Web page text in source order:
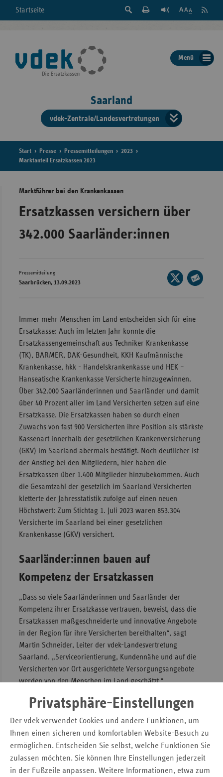
Privatsphäre-Einstellungen
Der vdek verwendet Cookies und andere Funktionen, um
Ihnen einen sicheren und komfortablen Website-Besuch zu
ermöglichen. Entscheiden Sie selbst, welche Funktionen Sie
zulassen möchten. Sie können Ihre Einstellungen jederzeit
in der Fußzeile anpassen. Weitere Informationen, etwa zum
Startseite
Suche
der
Seite
Feed
Menü
Saarland
vdek-Zentrale/Landesvertretungen
der
Start Presse Pressemitteilungen
2023
Marktanteil Ersatzkassen 2023
Marktführer bei den Krankenkassen
Ersatzkassen versichern über
342.000 Saarländer:innen
Pressemitteilung
Saarbrücken, 13.09.2023
Seite
auf
Immer mehr Menschen im Land entscheiden sich für eine
Ersatzkasse: Auch im letzten Jahr konnte die
Ersatzkassengemeinschaft aus Techniker Krankenkasse
(TK), BARMER, DAK-Gesundheit, KKH Kaufmännische
Krankenkasse, hkk - Handelskrankenkasse und HEK –
Hanseatische Krankenkasse Versicherte hinzugewinnen.
Über 342.000 Saarländerinnen und Saarländer und damit
über 40 Prozent aller im Land Versicherten setzen auf eine
Ersatzkasse. Die Ersatzkassen haben so durch einen
Zuwachs von fast 900 Versicherten ihre Position als stärkste
Kassenart innerhalb der gesetzlichen Krankenversicherung
(GKV) im Saarland abermals bestätigt. Noch deutlicher ist
der Anstieg bei den Mitgliedern, hier haben die
Ersatzkassen über 1.400 Mitglieder hinzubekommen. Auch
die Gesamtzahl der gesetzlich im Saarland Versicherten
kletterte der Jahresstatistik zufolge auf einen neuen
Höchstwert: Zum Stichtag 1. Juli 2023 waren 853.304
Versicherte im Saarland bei einer gesetzlichen
Krankenkasse (GKV) versichert.
Saarländer:innen bauen auf
Kompetenz der Ersatzkassen
„Dass so viele Saarländerinnen und Saarländer der
Kompetenz ihrer Ersatzkasse vertrauen, beweist, dass die
Ersatzkassen maßgeschneiderte und innovative Angebote
in der Region für ihre Versicherten bereithalten“, sagt
Martin Schneider, Leiter der vdek-Landesvertretung
Saarland. „Serviceorientierung, Kundennähe und auf die
Versicherten vor Ort ausgerichtete Versorgungsangebote
werden von den Menschen im Land geschätzt.“
Ersatzkassen sind #regionalstark im
Saarland
Die Zugehörigkeit zu einer Ersatzkasse bringt für die
Versicherten viele Vorteile: Einerseits sind die Ersatzkassen
in der Region präsent und gestalten hier die Versorgung